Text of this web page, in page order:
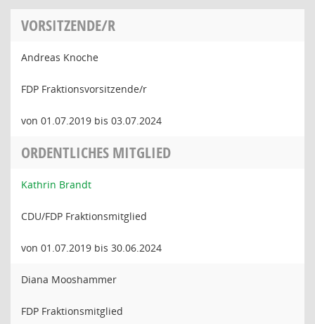
VORSITZENDE/R
Andreas Knoche
FDP Fraktionsvorsitzende/r
von 01.07.2019 bis 03.07.2024
ORDENTLICHES MITGLIED
Kathrin Brandt
CDU/FDP Fraktionsmitglied
von 01.07.2019 bis 30.06.2024
Diana Mooshammer
FDP Fraktionsmitglied